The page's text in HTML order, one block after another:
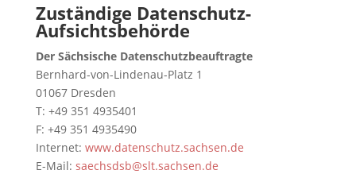
Zuständige Datenschutz-
Aufsichtsbehörde
Der Sächsische Datenschutzbeauftragte
Bernhard-von-Lindenau-Platz 1
01067 Dresden
T: +49 351 4935401
F: +49 351 4935490
Internet: www.datenschutz.sachsen.de
E-Mail: saechsdsb@slt.sachsen.de